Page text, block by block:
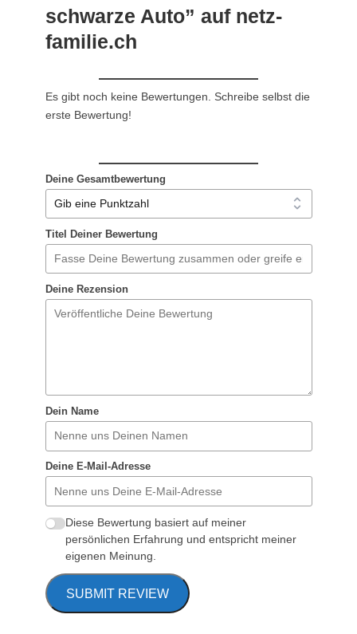
schwarze Auto” auf netz-
familie.ch
Es gibt noch keine Bewertungen. Schreibe selbst die
erste Bewertung!
Deine Gesamtbewertung
Titel Deiner Bewertung
Deine Rezension
Dein Name
Deine E-Mail-Adresse
Diese Bewertung basiert auf meiner
persönlichen Erfahrung und entspricht meiner
eigenen Meinung.
SUBMIT REVIEW